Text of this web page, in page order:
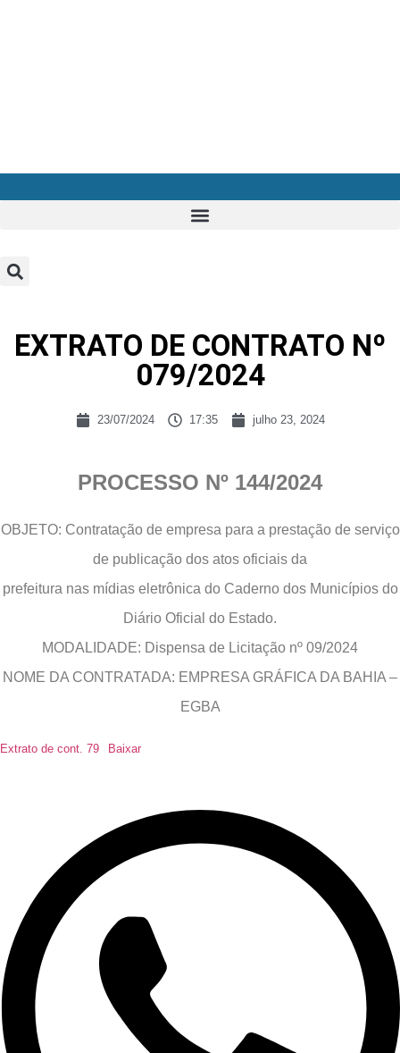
EXTRATO DE CONTRATO Nº
079/2024
23/07/2024 17:35 julho 23, 2024
PROCESSO Nº 144/2024
OBJETO: Contratação de empresa para a prestação de serviço
de publicação dos atos oficiais da
prefeitura nas mídias eletrônica do Caderno dos Municípios do
Diário Oficial do Estado.
MODALIDADE: Dispensa de Licitação nº 09/2024
NOME DA CONTRATADA: EMPRESA GRÁFICA DA BAHIA –
EGBA
Extrato de cont. 79 Baixar